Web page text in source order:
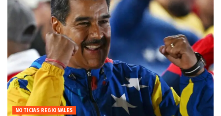
NOTICIAS REGIONALES